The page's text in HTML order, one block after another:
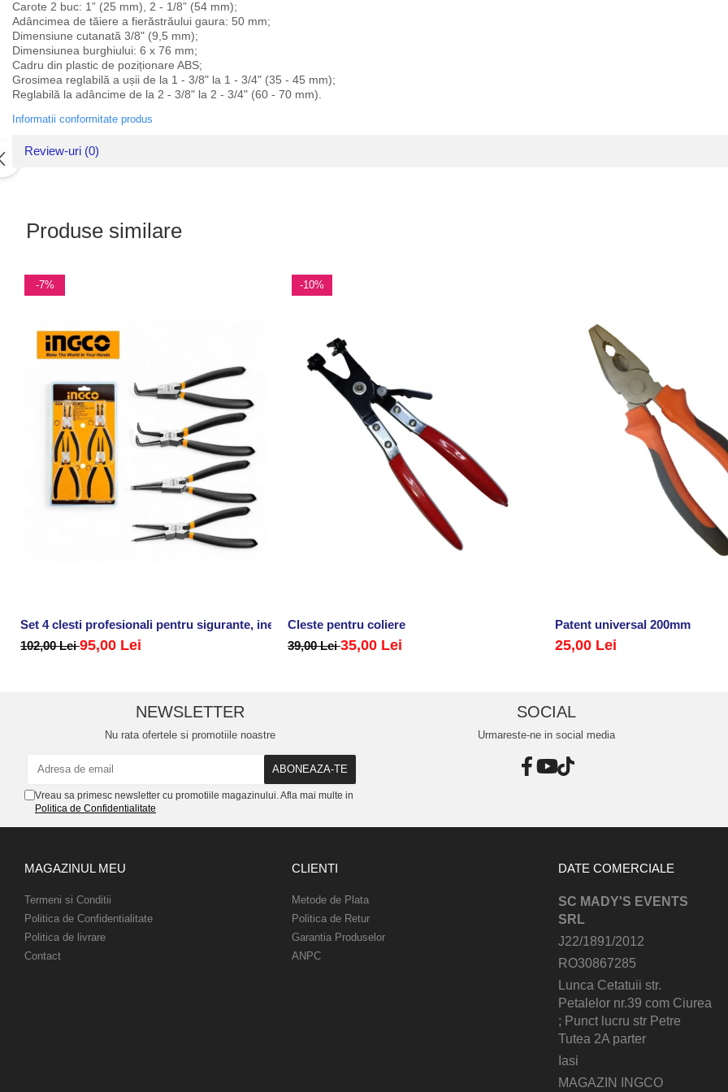
Carote 2 buc: 1” (25 mm), 2 - 1/8” (54 mm);
Adâncimea de tăiere a fierăstrăului gaura: 50 mm;
Dimensiune cutanată 3/8" (9,5 mm);
Dimensiunea burghiului: 6 x 76 mm;
Cadru din plastic de poziționare ABS;
Grosimea reglabilă a ușii de la 1 - 3/8" la 1 - 3/4" (35 - 45 mm);
Reglabilă la adâncime de la 2 - 3/8" la 2 - 3/4" (60 - 70 mm).
Informatii conformitate produs
Review-uri (0)
Produse similare
-7%
Set 4 clesti profesionali pentru sigurante, inele
102,00 Lei95,00 Lei
-10%
Cleste pentru coliere
39,00 Lei35,00 Lei
Patent universal 200mm
25,00 Lei
NEWSLETTER
Nu rata ofertele si promotiile noastre
Vreau sa primesc newsletter cu promotiile magazinului. Afla mai multe in
Politica de Confidentialitate
SOCIAL
Urmareste-ne in social media
MAGAZINUL MEU
Termeni si Conditii
Politica de Confidentialitate
Politica de livrare
Contact
CLIENTI
Metode de Plata
Politica de Retur
Garantia Produselor
ANPC
DATE COMERCIALE
SC MADY'S EVENTS
SRL
J22/1891/2012
RO30867285
Lunca Cetatuii str.
Petalelor nr.39 com Ciurea
; Punct lucru str Petre
Tutea 2A parter
Iasi
MAGAZIN INGCO